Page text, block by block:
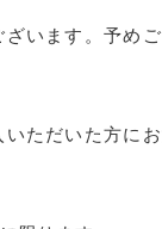
います。予め
ただいた方に